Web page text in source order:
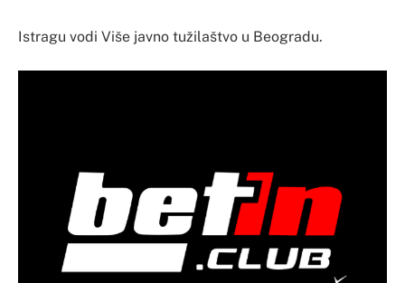
Istragu vodi Više javno tužilaštvo u Beogradu.